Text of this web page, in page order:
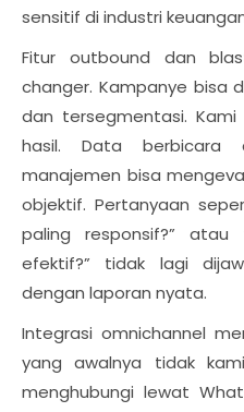
sensitif di industri
Fitur outbound dan
changer. Kampanye bisa
dan tersegmentasi.
hasil. Data berbicara
manajemen bisa
objektif. Pertanyaan
paling responsif?”
efektif?” tidak lagi
dengan laporan nyata.
Integrasi omnichannel
yang awalnya tidak
menghubungi lewat